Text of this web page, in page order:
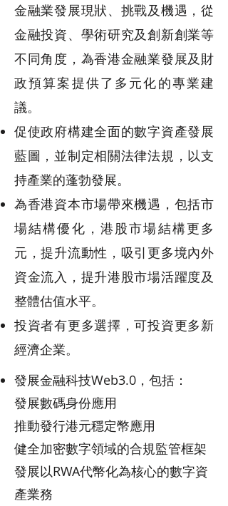
金融業發展現狀、挑戰及機遇，從
金融投資、學術研究及創新創業等
不同角度，為香港金融業發展及財
政預算案提供了多元化的專業建
議。
促使政府構建全面的數字資產發展
藍圖，並制定相關法律法規，以支
持產業的蓬勃發展。
為香港資本市場帶來機遇，包括市
場結構優化，港股市場結構更多
元，提升流動性，吸引更多境內外
資金流入，提升港股市場活躍度及
整體估值水平。
投資者有更多選擇，可投資更多新
經濟企業。
發展金融科技Web3.0，包括：
發展數碼身份應用
推動發行港元穩定幣應用
健全加密數字領域的合規監管框架
發展以RWA代幣化為核心的數字資
產業務